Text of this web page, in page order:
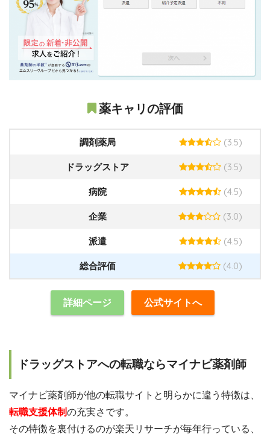
薬キャリの評価
調剤薬局 (3.5)
ドラッグストア (3.5)
病院 (4.5)
企業 (3.0)
派遣 (4.5)
総合評価 (4.0)
詳細ページ 公式サイトへ
ドラッグストアへの転職ならマイナビ薬剤師
マイナビ薬剤師が他の転職サイトと明らかに違う特徴は、
転職支援体制の充実さです。
その特徴を裏付けるのが楽天リサーチが毎年行っている、